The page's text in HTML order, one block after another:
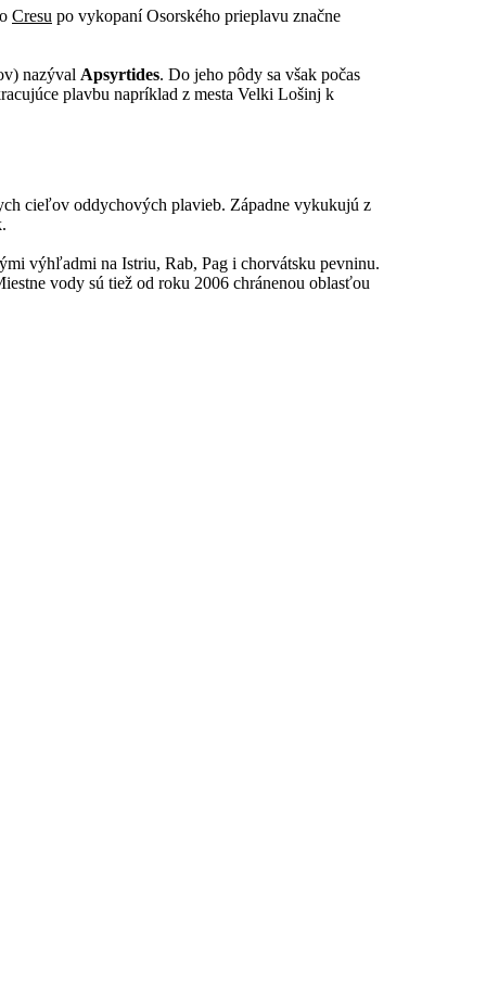
Cresu po vykopaní Osorského prieplavu značne
nazýval Apsyrtides. Do jeho pôdy sa však počas
plavbu napríklad z mesta Velki Lošinj k
cieľov oddychových plavieb. Západne vykukujú z
výhľadmi na Istriu, Rab, Pag i chorvátsku pevninu.
vody sú tiež od roku 2006 chránenou oblasťou